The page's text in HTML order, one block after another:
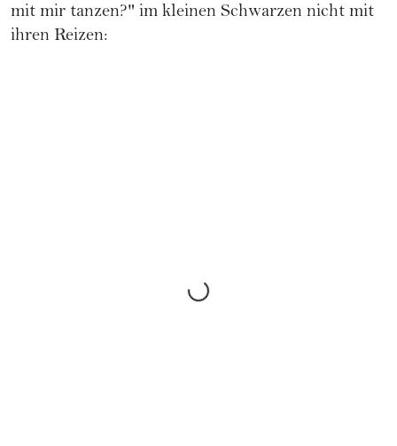
mit mir tanzen?" im kleinen Schwarzen nicht mit
ihren Reizen: